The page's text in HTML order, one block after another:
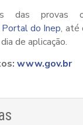
das provas
Portal do Inep, até
de aplicação.
www.gov.br